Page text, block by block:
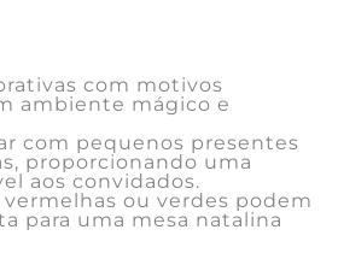
com motivos
ambiente mágico e
com pequenos presentes
proporcionando uma
aos convidados.
vermelhas ou verdes podem
para uma mesa natalina